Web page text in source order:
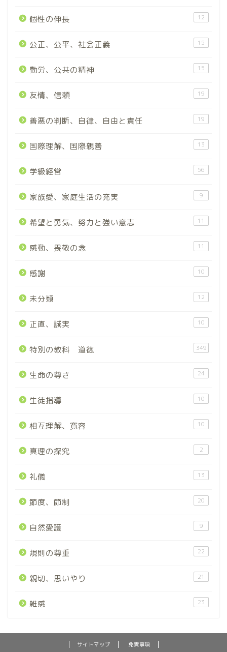
個性の伸長 12
公正、公平、社会正義 15
勤労、公共の精神 15
友情、信頼 19
善悪の判断、自律、自由と責任 19
国際理解、国際親善 13
学級経営 56
家族愛、家庭生活の充実 9
希望と勇気、努力と強い意志 11
感動、畏敬の念 11
感謝 10
未分類 12
正直、誠実 10
特別の教科 道徳 349
生命の尊さ 24
生徒指導 10
相互理解、寛容 10
真理の探究 2
礼儀 13
節度、節制 20
自然愛護 9
規則の尊重 22
親切、思いやり 21
雑感 23
サイトマップ 免責事項